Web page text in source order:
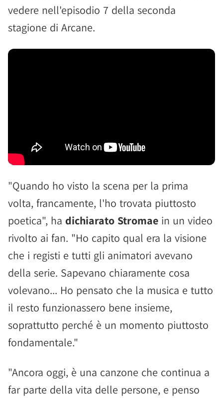
vedere nell'episodio 7 della seconda
stagione di Arcane.
"Quando ho visto la scena per la prima
volta, francamente, l'ho trovata piuttosto
poetica", ha dichiarato Stromae in un video
rivolto ai fan. "Ho capito qual era la visione
che i registi e tutti gli animatori avevano
della serie. Sapevano chiaramente cosa
volevano... Ho pensato che la musica e tutto
il resto funzionassero bene insieme,
soprattutto perché è un momento piuttosto
fondamentale."
"Ancora oggi, è una canzone che continua a
far parte della vita delle persone, e penso